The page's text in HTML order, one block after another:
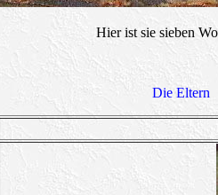
Hier ist sie sieben
Die Eltern